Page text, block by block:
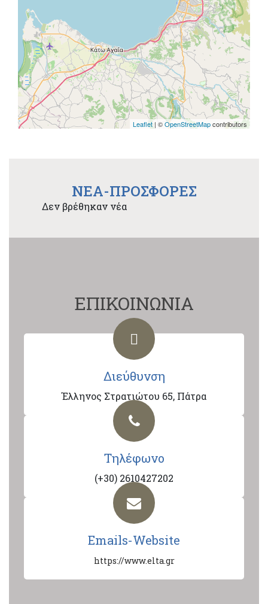
Leaflet | ©OpenStreetMapcontributors
NEA-ΠΡΟΣΦΟΡΕΣ
Δεν βρέθηκαν νέα
ΕΠΙΚΟΙΝΩΝΙΑ
Διεύθυνση
Έλληνος Στρατιώτου 65, Πάτρα
Τηλέφωνο
(+30) 2610427202
Emails-Website
https://www.elta.gr